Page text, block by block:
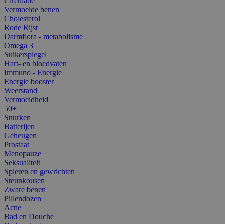
Vermoeide benen
Cholesterol
Rode Rijst
Darmflora - metabolisme
Omega 3
Suikerspiegel
Hart- en bloedvaten
Immuno - Energie
Energie booster
Weerstand
Vermoeidheid
50+
Snurken
Batterijen
Geheugen
Prostaat
Menopauze
Seksualiteit
Spieren en gewrichten
Steunkousen
Zware benen
Pillendozen
Acne
Bad en Douche